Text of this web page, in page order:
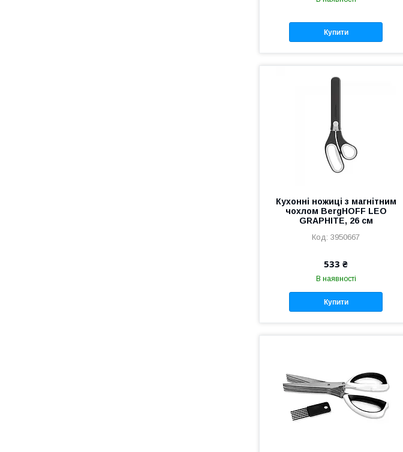
Купити
Кухонні ножиці з магнітним
чохлом BergHOFF LEO
GRAPHITE, 26 см
3950667
533 ₴
В наявності
Купити